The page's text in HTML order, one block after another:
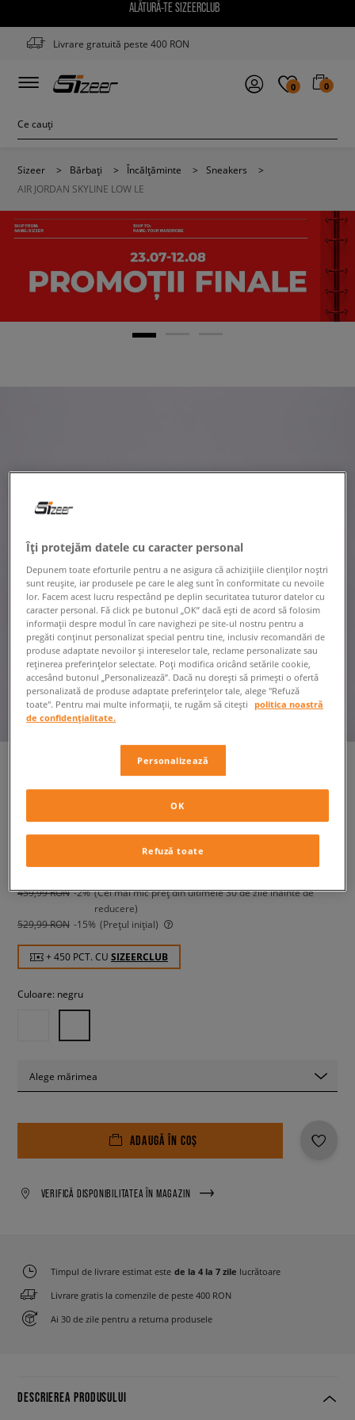
ALĂTURĂ-TE SIZEERCLUB
Livrare gratuită peste 400 RON
0 0
Sizeer > Bărbați > Încălțăminte > Sneakers
>
AIR JORDAN SKYLINE LOW LE
bărbați, sneakers
449,99 RON
459,99 RON -2% (Cel mai mic preț din ultimele 30 de zile înainte de
reducere)
529,99 RON -15% (Prețul inițial)
+ 450 PCT. CU SIZEERCLUB
Culoare: negru
Alege mărimea
ADAUGĂ ÎN COȘ
VERIFICĂ DISPONIBILITATEA ÎN MAGAZIN
Timpul de livrare estimat este de la 4 la 7 zile lucrătoare
Livrare gratis la comenzile de peste 400 RON
Ai 30 de zile pentru a returna produsele
DESCRIEREA PRODUSULUI
Îți protejăm datele cu caracter personal
Depunem toate eforturile pentru a ne asigura că achizițiile clienților noștri
sunt reușite, iar produsele pe care le aleg sunt în conformitate cu nevoile
lor. Facem acest lucru respectând pe deplin securitatea tuturor datelor cu
caracter personal. Fă click pe butonul „OK” dacă ești de acord să folosim
informații despre modul în care navighezi pe site-ul nostru pentru a
pregăti conținut personalizat special pentru tine, inclusiv recomandări de
produse adaptate nevoilor și intereselor tale, reclame personalizate sau
reținerea preferințelor selectate. Poți modifica oricând setările cookie,
accesând butonul „Personalizează”. Dacă nu dorești să primești o ofertă
personalizată de produse adaptate preferințelor tale, alege "Refuză
toate". Pentru mai multe informații, te rugăm să citești
politica noastră
de confidențialitate.
Personalizează
Refuză toate
OK